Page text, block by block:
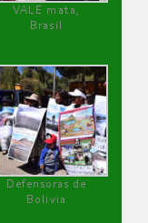
VALE mata,
Brasil
Defensoras de
Bolivia